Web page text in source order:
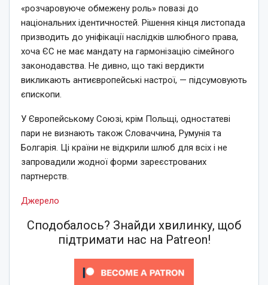
«розчаровуюче обмежену роль» повазі до
національних ідентичностей. Рішення кінця листопада
призводить до уніфікації наслідків шлюбного права,
хоча ЄС не має мандату на гармонізацію сімейного
законодавства. Не дивно, що такі вердикти
викликають антиєвропейські настрої, — підсумовують
єпископи.
У Європейському Союзі, крім Польщі, одностатеві
пари не визнають також Словаччина, Румунія та
Болгарія. Ці країни не відкрили шлюб для всіх і не
запровадили жодної форми зареєстрованих
партнерств.
Джерело
Сподобалось? Знайди хвилинку, щоб
підтримати нас на Patreon!